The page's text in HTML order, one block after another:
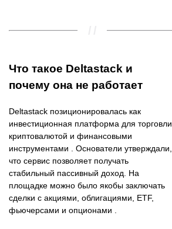
Что такое Deltastack и
почему она не работает
Deltastack позиционировалась как
инвестиционная платформа для торговли
криптовалютой и финансовыми
инструментами . Основатели утверждали,
что сервис позволяет получать
стабильный пассивный доход. На
площадке можно было якобы заключать
сделки с акциями, облигациями, ETF,
фьючерсами и опционами .